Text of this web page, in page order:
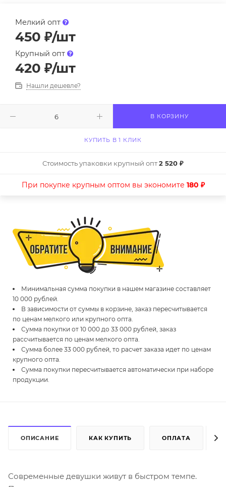
Мелкий опт
450 ₽/шт
Крупный опт
420 ₽/шт
Нашли дешевле?
В КОРЗИНУ
КУПИТЬ В 1 КЛИК
Стоимость упаковки крупный опт2 520 ₽
При покупке крупным оптом вы экономите 180 ₽
Минимальная сумма покупки в нашем магазине составляет
10 000 рублей.
В зависимости от суммы в корзине, заказ пересчитывается
по ценам мелкого или крупного опта.
Сумма покупки от 10 000 до 33 000 рублей, заказ
рассчитывается по ценам мелкого опта.
Сумма более 33 000 рублей, то расчет заказа идет по ценам
крупного опта.
Сумма покупки пересчитывается автоматически при наборе
продукции.
ОПИСАНИЕ КАК КУПИТЬ ОПЛАТА
Современные девушки живут в быстром темпе.